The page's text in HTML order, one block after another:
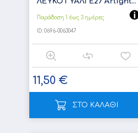
Παράδοση 1 έως 3 ημέρες
ID:0696-0063047
11,50 €
ΣΤΟ ΚΑΛΑΘΙ